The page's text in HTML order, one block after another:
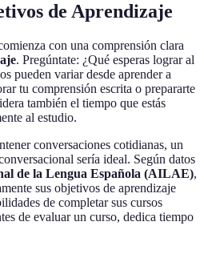
de Aprendizaje
con una comprensión clara
. Pregúntate: ¿Qué esperas lograr al
pueden variar desde aprender a
tu comprensión escrita o prepararte
también el tiempo que estás
al estudio.
conversaciones cotidianas, un
sería ideal. Según datos
de la Lengua Española (AILAE),
sus objetivos de aprendizaje
de completar sus cursos
de evaluar un curso, dedica tiempo